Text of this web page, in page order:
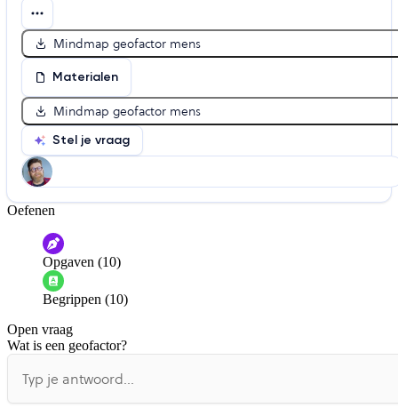
Mindmap geofactor mens
Materialen
Mindmap geofactor mens
Stel je vraag
Help ons de video te verbeteren
De audio is slecht
Informatie is onjuist
De docent is te langdradig
De uitleg gaat te langzaam
Oefenen
Opgaven (10)
Begrippen (10)
Open vraag
Wat is een geofactor?